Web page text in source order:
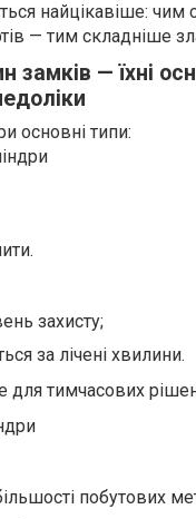
найцікавіше: чим
— тим складніше
замків — їхні
основні типи:
захисту;
за лічені хвилини.
для тимчасових
побутових